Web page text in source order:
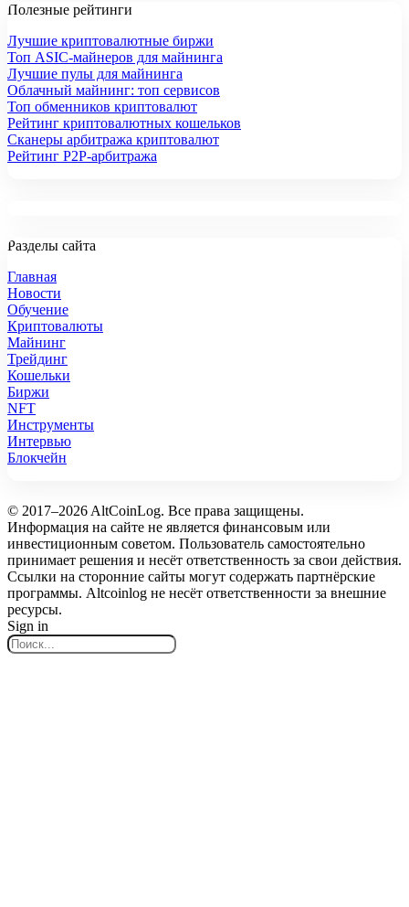
Полезные рейтинги
Лучшие криптовалютные биржи
Топ ASIC-майнеров для майнинга
Лучшие пулы для майнинга
Облачный майнинг: топ сервисов
Топ обменников криптовалют
Рейтинг криптовалютных кошельков
Сканеры арбитража криптовалют
Рейтинг P2P-арбитража
Разделы сайта
Главная
Новости
Обучение
Криптовалюты
Майнинг
Трейдинг
Кошельки
Биржи
NFT
Инструменты
Интервью
Блокчейн
© 2017–2026 AltCoinLog. Все права защищены.
Информация на сайте не является финансовым или
инвестиционным советом. Пользователь самостоятельно
принимает решения и несёт ответственность за свои действия.
Ссылки на сторонние сайты могут содержать партнёрские
программы. Altcoinlog не несёт ответственности за внешние
ресурсы.
Sign in